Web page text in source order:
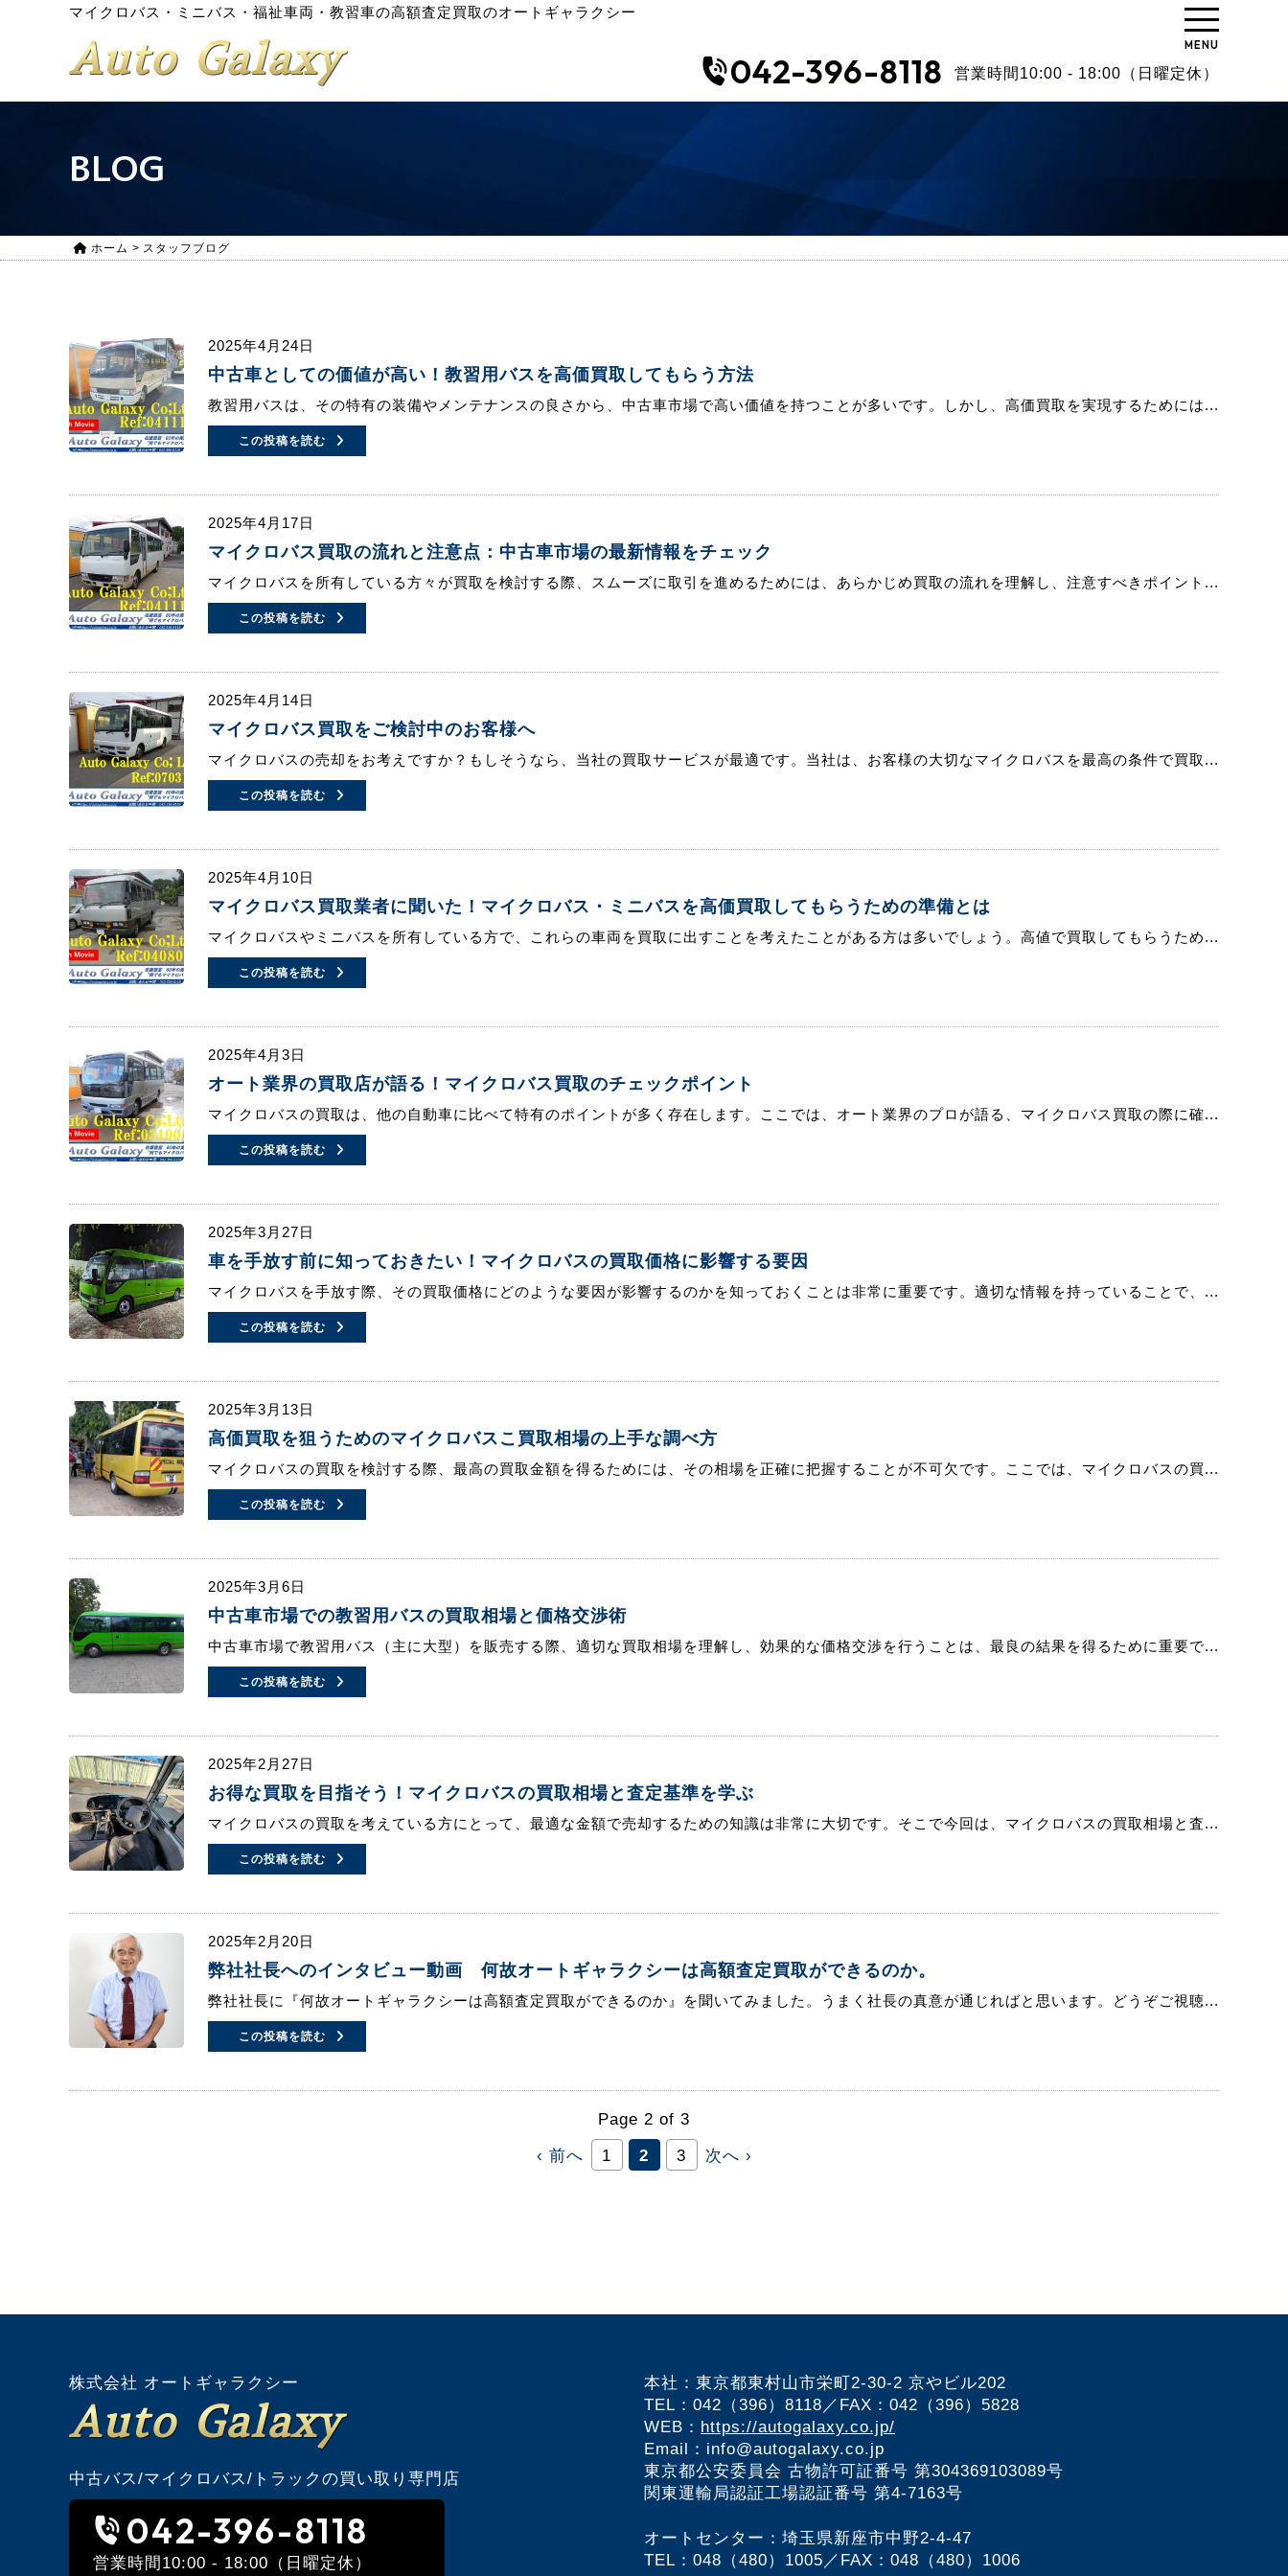
マイクロバス・ミニバス・福祉車両・教習車の高額査定買取のオートギャラクシー
MENU
Auto Galaxy 042-396-8118 営業時間10:00 - 18:00（日曜定休）
BLOG
ホーム > スタッフブログ
2025年4月24日
中古車としての価値が高い！教習用バスを高価買取してもらう方法
教習用バスは、その特有の装備やメンテナンスの良さから、中古車市場で高い価値を持つことが多いです。しかし、高価買取を実現するためには...
この投稿を読む
2025年4月17日
マイクロバス買取の流れと注意点：中古車市場の最新情報をチェック
マイクロバスを所有している方々が買取を検討する際、スムーズに取引を進めるためには、あらかじめ買取の流れを理解し、注意すべきポイント...
この投稿を読む
2025年4月14日
マイクロバス買取をご検討中のお客様へ
マイクロバスの売却をお考えですか？もしそうなら、当社の買取サービスが最適です。当社は、お客様の大切なマイクロバスを最高の条件で買取...
この投稿を読む
2025年4月10日
マイクロバス買取業者に聞いた！マイクロバス・ミニバスを高価買取してもらうための準備とは
マイクロバスやミニバスを所有している方で、これらの車両を買取に出すことを考えたことがある方は多いでしょう。高値で買取してもらうため...
この投稿を読む
2025年4月3日
オート業界の買取店が語る！マイクロバス買取のチェックポイント
マイクロバスの買取は、他の自動車に比べて特有のポイントが多く存在します。ここでは、オート業界のプロが語る、マイクロバス買取の際に確...
この投稿を読む
2025年3月27日
車を手放す前に知っておきたい！マイクロバスの買取価格に影響する要因
マイクロバスを手放す際、その買取価格にどのような要因が影響するのかを知っておくことは非常に重要です。適切な情報を持っていることで、...
この投稿を読む
2025年3月13日
高価買取を狙うためのマイクロバスこ買取相場の上手な調べ方
マイクロバスの買取を検討する際、最高の買取金額を得るためには、その相場を正確に把握することが不可欠です。ここでは、マイクロバスの買...
この投稿を読む
2025年3月6日
中古車市場での教習用バスの買取相場と価格交渉術
中古車市場で教習用バス（主に大型）を販売する際、適切な買取相場を理解し、効果的な価格交渉を行うことは、最良の結果を得るために重要で...
この投稿を読む
2025年2月27日
お得な買取を目指そう！マイクロバスの買取相場と査定基準を学ぶ
マイクロバスの買取を考えている方にとって、最適な金額で売却するための知識は非常に大切です。そこで今回は、マイクロバスの買取相場と査...
この投稿を読む
2025年2月20日
弊社社長へのインタビュー動画 何故オートギャラクシーは高額査定買取ができるのか。
弊社社長に『何故オートギャラクシーは高額査定買取ができるのか』を聞いてみました。うまく社長の真意が通じればと思います。どうぞご視聴...
この投稿を読む
Page 2 of 3
‹ 前へ
1 2 3 次へ ›
株式会社 オートギャラクシー
Auto Galaxy
中古バス/マイクロバス/トラックの買い取り専門店
042-396-8118
営業時間10:00 - 18:00（日曜定休）
本社：東京都東村山市栄町2-30-2 京やビル202
TEL：042（396）8118／FAX：042（396）5828
WEB： https://autogalaxy.co.jp/
Email：info@autogalaxy.co.jp
東京都公安委員会 古物許可証番号 第304369103089号
関東運輸局認証工場認証番号 第4-7163号
オートセンター：埼玉県新座市中野2-4-47
TEL：048（480）1005／FAX：048（480）1006